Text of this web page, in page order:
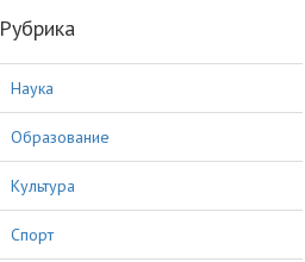
Рубрика
Наука
Образование
Культура
Спорт